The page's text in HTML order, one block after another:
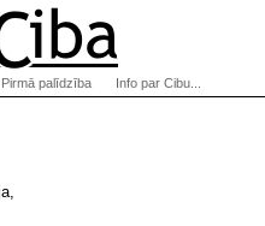
Pirmā palīdzība Info par Cibu...